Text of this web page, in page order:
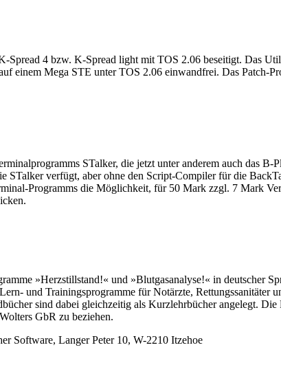
4 bzw. K-Spread light mit TOS 2.06 beseitigt. Das
einem Mega STE unter TOS 2.06 einwandfrei. Das Patch-
STalker, die jetzt unter anderem auch das
verfügt, aber ohne den Script-Compiler für die
Programms die Möglichkeit, für 50 Mark zzgl. 7 Mark
»Herzstillstand!« und »Blutgasanalyse!« in deutscher
und Trainingsprogramme für Notärzte, Rettungssanitäter
sind dabei gleichzeitig als Kurzlehrbücher angelegt.
GbR zu beziehen.
Software, Langer Peter 10, W-2210 Itzehoe